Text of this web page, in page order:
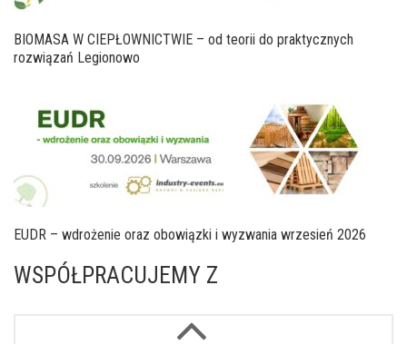
BIOMASA W CIEPŁOWNICTWIE – od teorii do praktycznych
rozwiązań Legionowo
EUDR – wdrożenie oraz obowiązki i wyzwania wrzesień 2026
WSPÓŁPRACUJEMY Z